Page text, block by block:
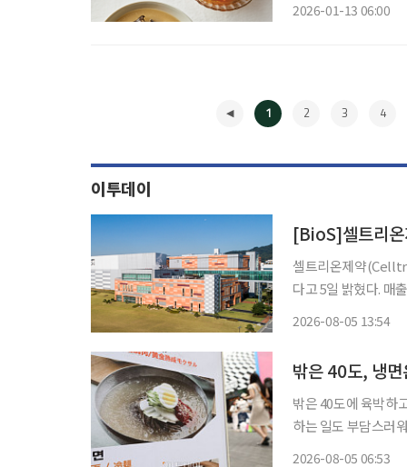
2026-01-13 06:00
1 2 3 4
이투데이
[BioS]셀트리
셀트리온제약
다고 5일 밝혔다. 매
2026-08-05 13:54
밖은 40도, 냉
밖은 40도에 육박하
하는 일도 부담스러
2026-08-05 06:53